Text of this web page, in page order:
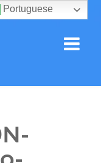
Portuguese